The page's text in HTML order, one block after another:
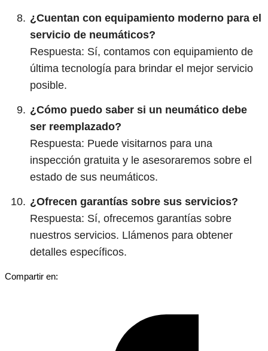
¿Cuentan con equipamiento moderno para el
servicio de neumáticos?
Respuesta: Sí, contamos con equipamiento de
última tecnología para brindar el mejor servicio
posible.
¿Cómo puedo saber si un neumático debe
ser reemplazado?
Respuesta: Puede visitarnos para una
inspección gratuita y le asesoraremos sobre el
estado de sus neumáticos.
¿Ofrecen garantías sobre sus servicios?
Respuesta: Sí, ofrecemos garantías sobre
nuestros servicios. Llámenos para obtener
detalles específicos.
Compartir en: